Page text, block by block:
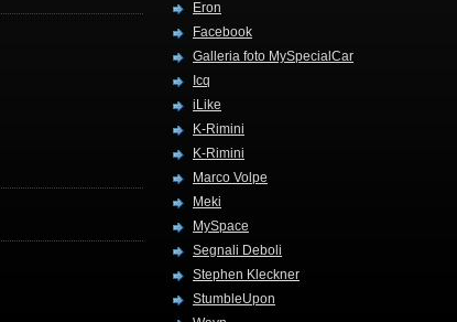
Eron
Facebook
Galleria foto MySpecialCar
Icq
iLike
K-Rimini
K-Rimini
Marco Volpe
Meki
MySpace
Segnali Deboli
Stephen Kleckner
StumbleUpon